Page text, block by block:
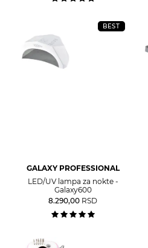
BEST
GALAXY PROFESSIONAL
LED/UV lampa za nokte -
Galaxy600
8.290,00 RSD